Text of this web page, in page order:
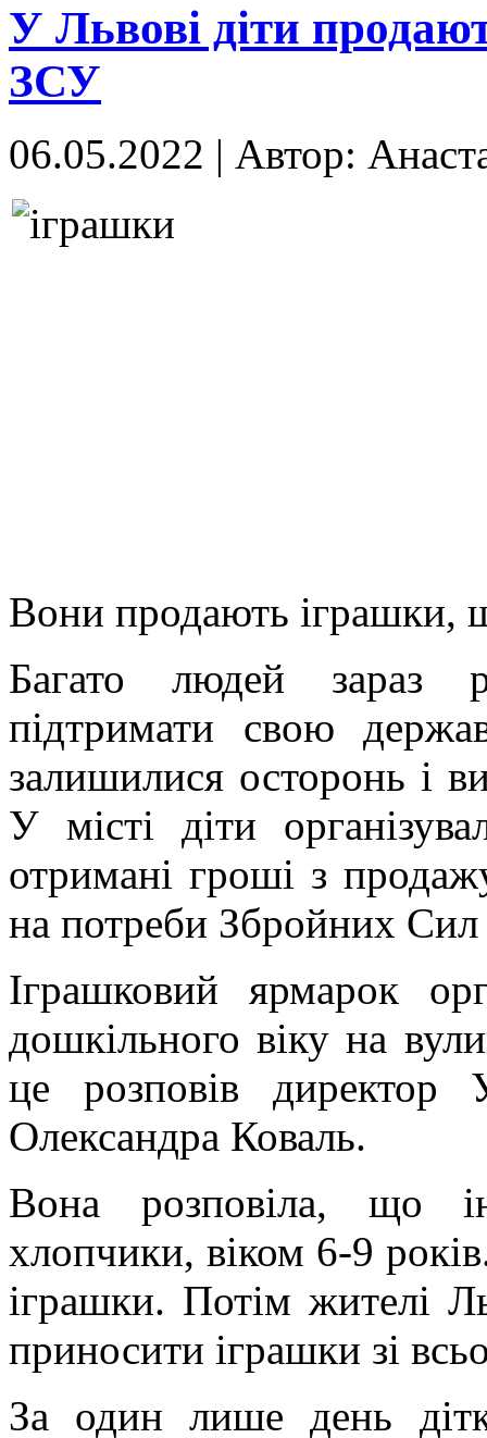
У Львові діти
ЗСУ
06.05.2022 | Автор:
Вони продають
Багато людей зараз
підтримати свою
залишилися осторонь і
У місті діти
отримані гроші з
на потреби Збройних Сил
Іграшковий ярмарок
дошкільного віку на
це розповів директор
Олександра Коваль.
Вона розповіла, що
хлопчики, віком 6-9
іграшки. Потім жителі
приносити іграшки зі
За один лише день